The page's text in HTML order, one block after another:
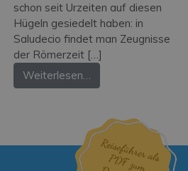
schon seit Urzeiten auf diesen
Hügeln gesiedelt haben: in
Saludecio findet man Zeugnisse
der Römerzeit […]
Weiterlesen…